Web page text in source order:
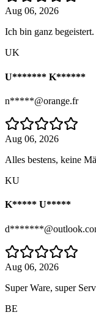
Aug 06, 2026
Ich bin ganz
UK
U******* K******
n*****@orange.fr
Aug 06, 2026
Alles bestens, keine
KU
K***** U*****
Aug 06, 2026
Super Ware, super
BE